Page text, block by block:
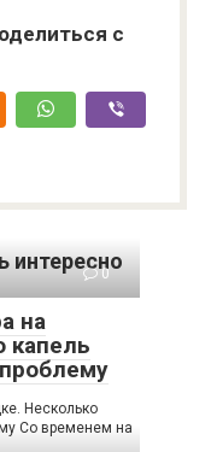
с
0
на
капель
Несколько
Со временем на